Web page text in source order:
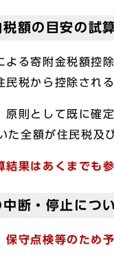
額の目安の試
よる寄附金税額控除
民税から控除され
原則として既に確
全額が住民税及
結果はあくまでも
断・停止につ
保守点検等のため